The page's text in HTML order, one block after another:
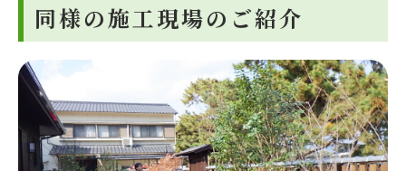
同様の施工現場のご紹介